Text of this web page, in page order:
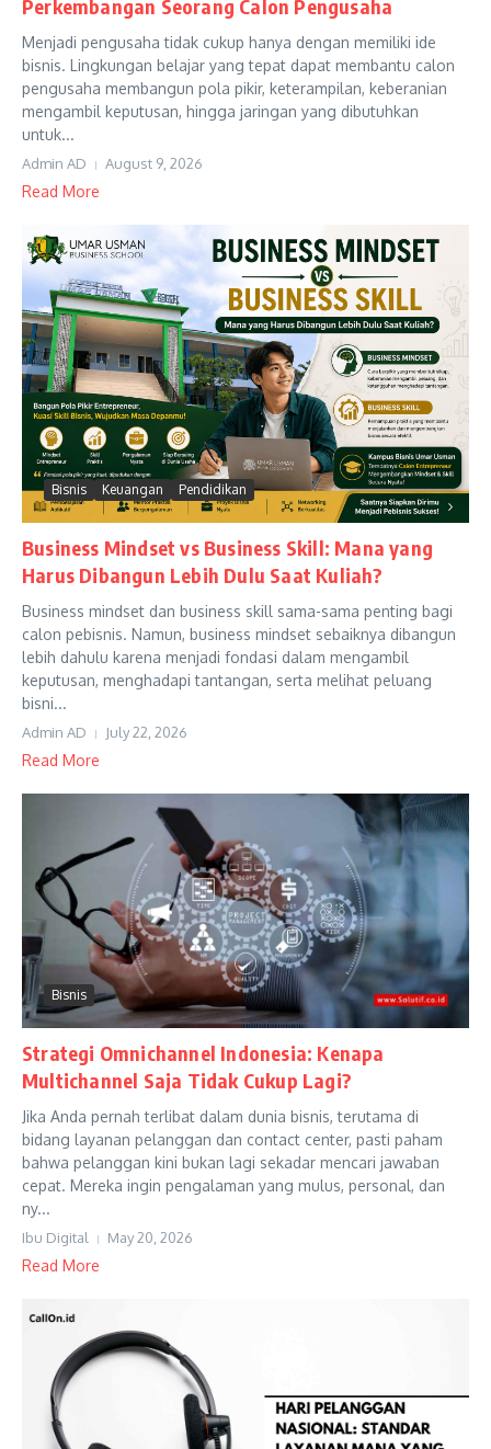
Perkembangan Seorang Calon Pengusaha
Menjadi pengusaha tidak cukup hanya dengan memiliki ide
bisnis. Lingkungan belajar yang tepat dapat membantu calon
pengusaha membangun pola pikir, keterampilan, keberanian
mengambil keputusan, hingga jaringan yang dibutuhkan
untuk...
Admin AD August 9, 2026
Read More
Bisnis Keuangan Pendidikan
Business Mindset vs Business Skill: Mana yang
Harus Dibangun Lebih Dulu Saat Kuliah?
Business mindset dan business skill sama-sama penting bagi
calon pebisnis. Namun, business mindset sebaiknya dibangun
lebih dahulu karena menjadi fondasi dalam mengambil
keputusan, menghadapi tantangan, serta melihat peluang
bisni...
Admin AD July 22, 2026
Read More
Bisnis
Strategi Omnichannel Indonesia: Kenapa
Multichannel Saja Tidak Cukup Lagi?
Jika Anda pernah terlibat dalam dunia bisnis, terutama di
bidang layanan pelanggan dan contact center, pasti paham
bahwa pelanggan kini bukan lagi sekadar mencari jawaban
cepat. Mereka ingin pengalaman yang mulus, personal, dan
ny...
Ibu Digital May 20, 2026
Read More